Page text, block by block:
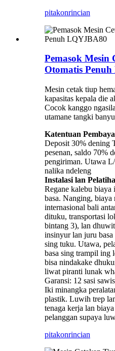
pitakonrincian
Pemasok
Otomatis
Mesin cetak tiup
kapasitas kepala die
Cocok kanggo
utamane tangki
Katentuan
Deposit 30% dening
pesenan, saldo 70%
pengiriman. Utawa
nalika ndeleng
Instalasi lan
Regane kalebu biaya
basa. Nanging, biaya
internasional bali
dituku, transportasi
bintang 3), lan
insinyur lan juru
sing tuku. Utawa,
basa sing trampil ing
bisa nindakake
liwat piranti lunak
Garansi: 12 sasi
Iki minangka
plastik. Luwih trep
tenaga kerja lan
pelanggan supaya
pitakonrincian